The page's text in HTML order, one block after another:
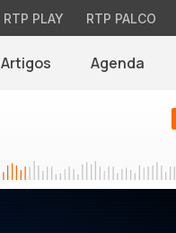
RTP PLAY RTP PALCO
Artigos Agenda